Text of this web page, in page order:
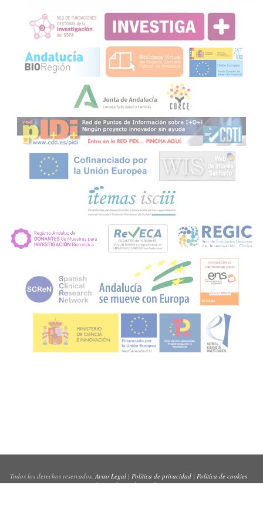
Todos los derechos reservados.Aviso Legal| Política de privacidad| Política de cookies
Sitio web creado porPynso